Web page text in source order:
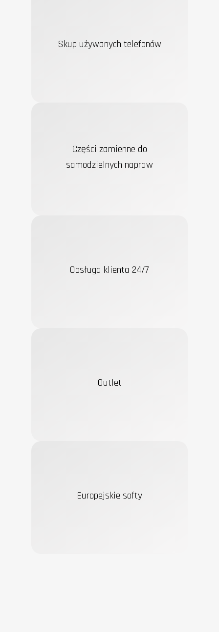
Skup używanych telefonów
Części zamienne do
samodzielnych napraw
Obsługa klienta 24/7
Outlet
Europejskie softy